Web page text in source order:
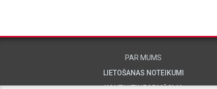
PAR MUMS
LIETOŠANAS NOTEIKUMI